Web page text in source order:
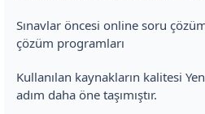
Sınavlar öncesi online soru
çözüm programları
Kullanılan kaynakların kalitesi
adım daha öne taşımıştır.